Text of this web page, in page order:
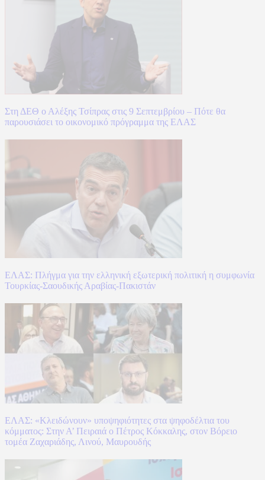
Στη ΔΕΘ ο Αλέξης Τσίπρας στις 9 Σεπτεμβρίου – Πότε θα
παρουσιάσει το οικονομικό πρόγραμμα της ΕΛΑΣ
ΕΛΑΣ: Πλήγμα για την ελληνική εξωτερική πολιτική η συμφωνία
Τουρκίας-Σαουδικής Αραβίας-Πακιστάν
ΕΛΑΣ: «Κλειδώνουν» υποψηφιότητες στα ψηφοδέλτια του
κόμματος: Στην Α’ Πειραιά ο Πέτρος Κόκκαλης, στον Βόρειο
τομέα Ζαχαριάδης, Λινού, Μαυρουδής